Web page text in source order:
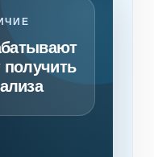
получить